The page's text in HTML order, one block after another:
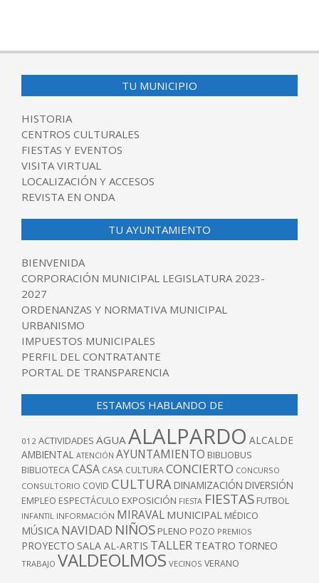
TU MUNICIPIO
HISTORIA
CENTROS CULTURALES
FIESTAS Y EVENTOS
VISITA VIRTUAL
LOCALIZACIÓN Y ACCESOS
REVISTA EN ONDA
TU AYUNTAMIENTO
BIENVENIDA
CORPORACIÓN MUNICIPAL LEGISLATURA 2023-
2027
ORDENANZAS Y NORMATIVA MUNICIPAL
URBANISMO
IMPUESTOS MUNICIPALES
PERFIL DEL CONTRATANTE
PORTAL DE TRANSPARENCIA
ESTAMOS HABLANDO DE
012 ACTIVIDADES AGUA ALALPARDO ALCALDE
AMBIENTAL ATENCIÓN AYUNTAMIENTO BIBLIOBUS
BIBLIOTECACASA CASA CULTURACONCIERTO CONCURSO
CONSULTORIO COVID CULTURA DINAMIZACIÓN DIVERSIÓN
EMPLEO ESPECTÁCULO EXPOSICIÓN FIESTA FIESTAS FUTBOL
INFANTIL INFORMACIÓN MIRAVAL MUNICIPAL MÉDICO
MÚSICA NAVIDAD NIÑOS PLENO POZO PREMIOS
PROYECTO SALA AL-ARTIS TALLER TEATRO TORNEO
TRABAJO VALDEOLMOS VECINOS VERANO